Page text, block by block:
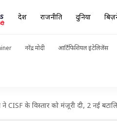
देश राजनीति दुनिया
नरेंद्र मोदी आर्टिफिशियल इंटेलिजेंस
ने CISF के विस्तार को मंजूरी दी, 2 नई